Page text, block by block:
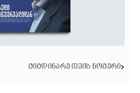
ᲛᲘᲛᲓᲘᲜᲐᲠᲔ ᲗᲕᲘᲡ ᲜᲝᲛᲔᲠᲘ